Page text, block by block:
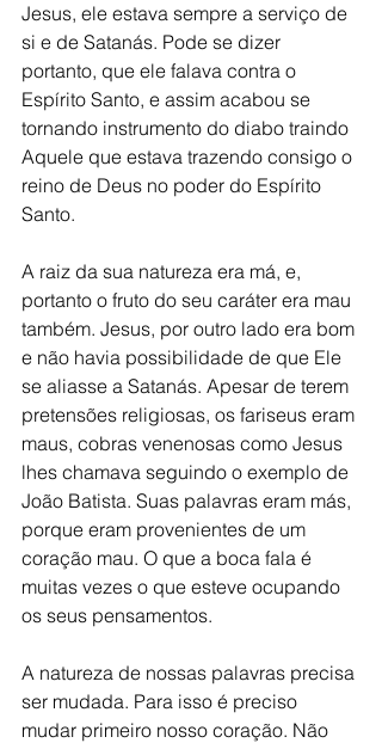
Jesus, ele estava sempre a serviço de
si e de Satanás. Pode se dizer
portanto, que ele falava contra o
Espírito Santo, e assim acabou se
tornando instrumento do diabo traindo
Aquele que estava trazendo consigo o
reino de Deus no poder do Espírito
Santo.
A raiz da sua natureza era má, e,
portanto o fruto do seu caráter era mau
também. Jesus, por outro lado era bom
e não havia possibilidade de que Ele
se aliasse a Satanás. Apesar de terem
pretensões religiosas, os fariseus eram
maus, cobras venenosas como Jesus
lhes chamava seguindo o exemplo de
João Batista. Suas palavras eram más,
porque eram provenientes de um
coração mau. O que a boca fala é
muitas vezes o que esteve ocupando
os seus pensamentos.
A natureza de nossas palavras precisa
ser mudada. Para isso é preciso
mudar primeiro nosso coração. Não